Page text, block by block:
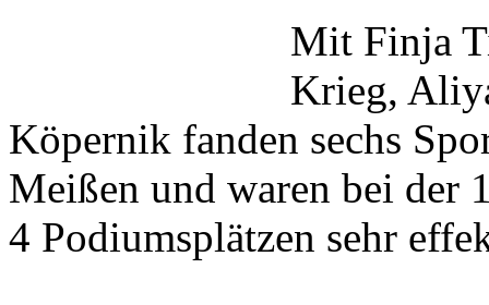
Mit Finja
Krieg,
Köpernik fanden sechs
Meißen und waren bei der
4 Podiumsplätzen sehr